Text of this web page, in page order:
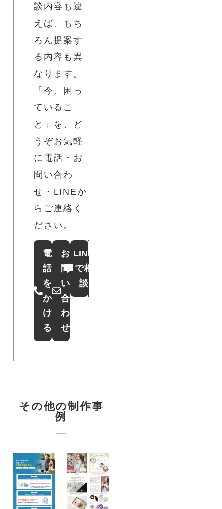
談内容も違
えば、もち
ろん提案す
る内容も異
なります。
「今、困っ
ているこ
と」を、ど
うぞお気軽
に電話・お
問い合わ
せ・LINEか
らご連絡く
ださい。
電
話
を
か
け
る
お
問
い
合
わ
せ
LINE
で相
談
その他の制作事
例